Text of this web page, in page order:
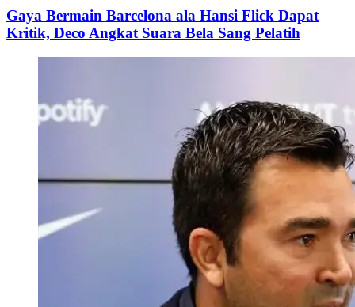
Gaya Bermain Barcelona ala Hansi Flick Dapat
Kritik, Deco Angkat Suara Bela Sang Pelatih